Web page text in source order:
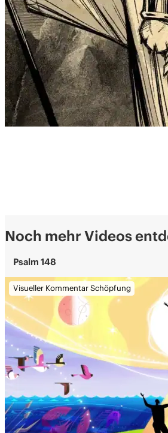
Noch mehr Videos
Psalm 148
Visueller Kommentar Schöpfung